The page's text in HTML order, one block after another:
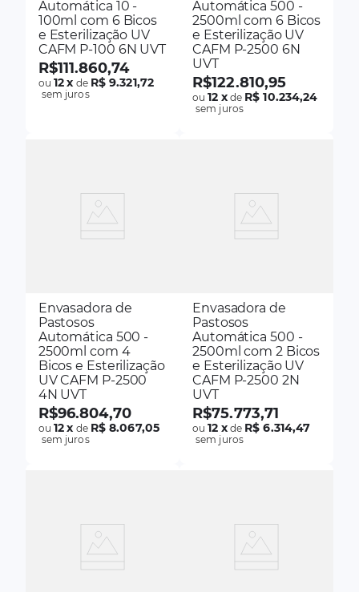
Automática 10 -
100ml com 6 Bicos
e Esterilização UV
CAFM P-100 6N UVT
R$111.860,74
ou12x de R$ 9.321,72
sem juros
Automática 500 -
2500ml com 6 Bicos
e Esterilização UV
CAFM P-2500 6N
UVT
R$122.810,95
ou12 xde R$ 10.234,24
sem juros
Envasadora de
Pastosos
Automática 500 -
2500ml com 4
Bicos e Esterilização
UV CAFM P-2500
4N UVT
R$96.804,70
ou12x de R$ 8.067,05
sem juros
Envasadora de
Pastosos
Automática 500 -
2500ml com 2 Bicos
e Esterilização UV
CAFM P-2500 2N
UVT
R$75.773,71
ou12 xde R$ 6.314,47
sem juros